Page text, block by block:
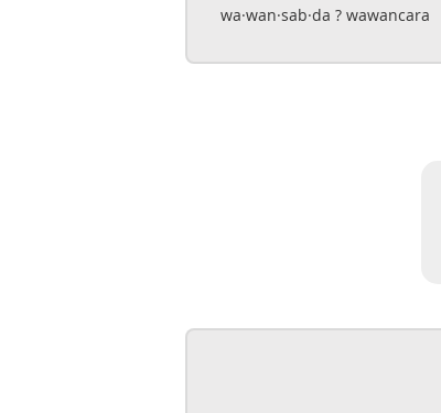
wa·wan·sab·da ? wawancara